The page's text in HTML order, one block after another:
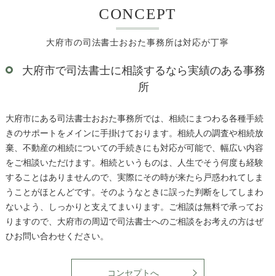
大府市の司法書士おおた事務所は対応が丁寧
CONCEPT
大府市で司法書士に相談するなら実績のある事務
所
大府市にある司法書士おおた事務所では、相続にまつわる各種手続
きのサポートをメインに手掛けております。相続人の調査や相続放
棄、不動産の相続についての手続きにも対応が可能で、幅広い内容
をご相談いただけます。相続というものは、人生でそう何度も経験
することはありませんので、実際にその時が来たら戸惑われてしま
うことがほとんどです。そのようなときに誤った判断をしてしまわ
ないよう、しっかりと支えてまいります。ご相談は無料で承ってお
りますので、大府市の周辺で司法書士へのご相談をお考えの方はぜ
ひお問い合わせください。
コンセプトへ